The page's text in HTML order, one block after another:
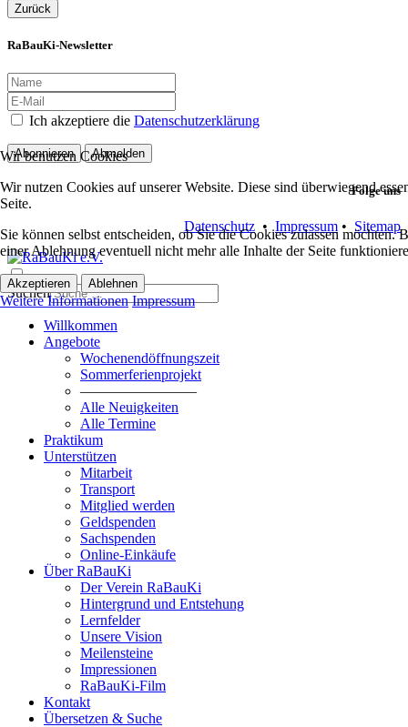
Zurück
RaBauKi-Newsletter
Ich akzeptiere die Datenschutzerklärung
Abonnieren Abmelden
Folge uns
Datenschutz •Impressum • Sitemap
Suchen
Willkommen
Angebote
Wochenendöffnungszeit
Sommerferienprojekt
————————
Alle Neuigkeiten
Alle Termine
Praktikum
Unterstützen
Mitarbeit
Transport
Mitglied werden
Geldspenden
Sachspenden
Online-Einkäufe
Über RaBauKi
Der Verein RaBauKi
Hintergrund und Entstehung
Lernfelder
Unsere Vision
Meilensteine
Impressionen
RaBauKi-Film
Kontakt
Übersetzen & Suche
Wir benutzen Cookies
Wir nutzen Cookies auf unserer Website. Diese sind überwiegend
Seite.
Sie können selbst entscheiden, ob Sie die Cookies zulassen möchten.
einer Ablehnung eventuell nicht mehr alle Inhalte der Seite
Akzeptieren Ablehnen
Weitere Informationen Impressum